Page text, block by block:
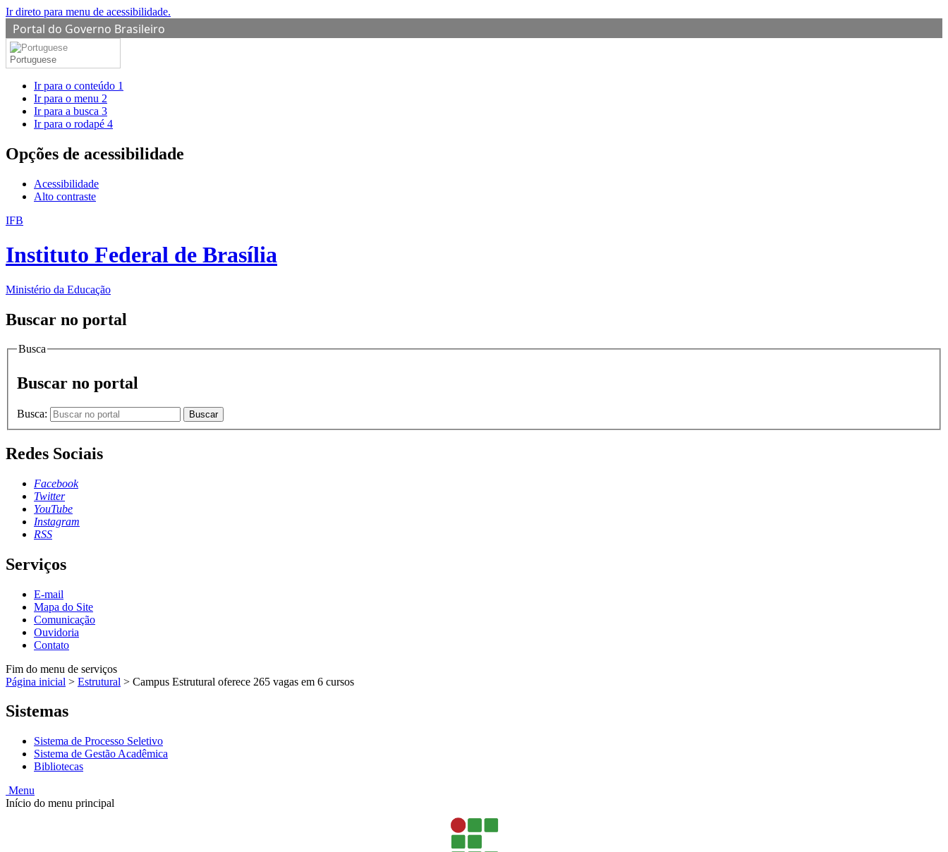
Ir direto para menu de acessibilidade.
Portal do Governo Brasileiro
Portuguese
Ir para o conteúdo 1
Ir para o menu 2
Ir para a busca 3
Ir para o rodapé 4
Opções de acessibilidade
Acessibilidade
Alto contraste
IFB
Instituto Federal de Brasília
Ministério da Educação
Buscar no portal
Busca
Buscar no portal
Busca: Buscar
Redes Sociais
Facebook
Twitter
YouTube
Instagram
RSS
Serviços
E-mail
Mapa do Site
Comunicação
Ouvidoria
Contato
Fim do menu de serviços
Página inicial > Estrutural > Campus Estrutural oferece 265 vagas em 6 cursos
Sistemas
Sistema de Processo Seletivo
Sistema de Gestão Acadêmica
Bibliotecas
Menu
Início do menu principal